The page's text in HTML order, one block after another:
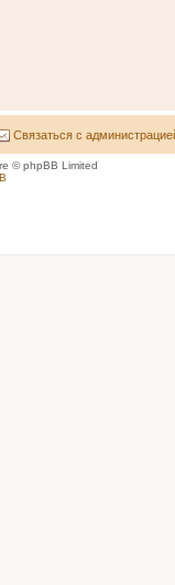
Связаться с
© phpBB Limited